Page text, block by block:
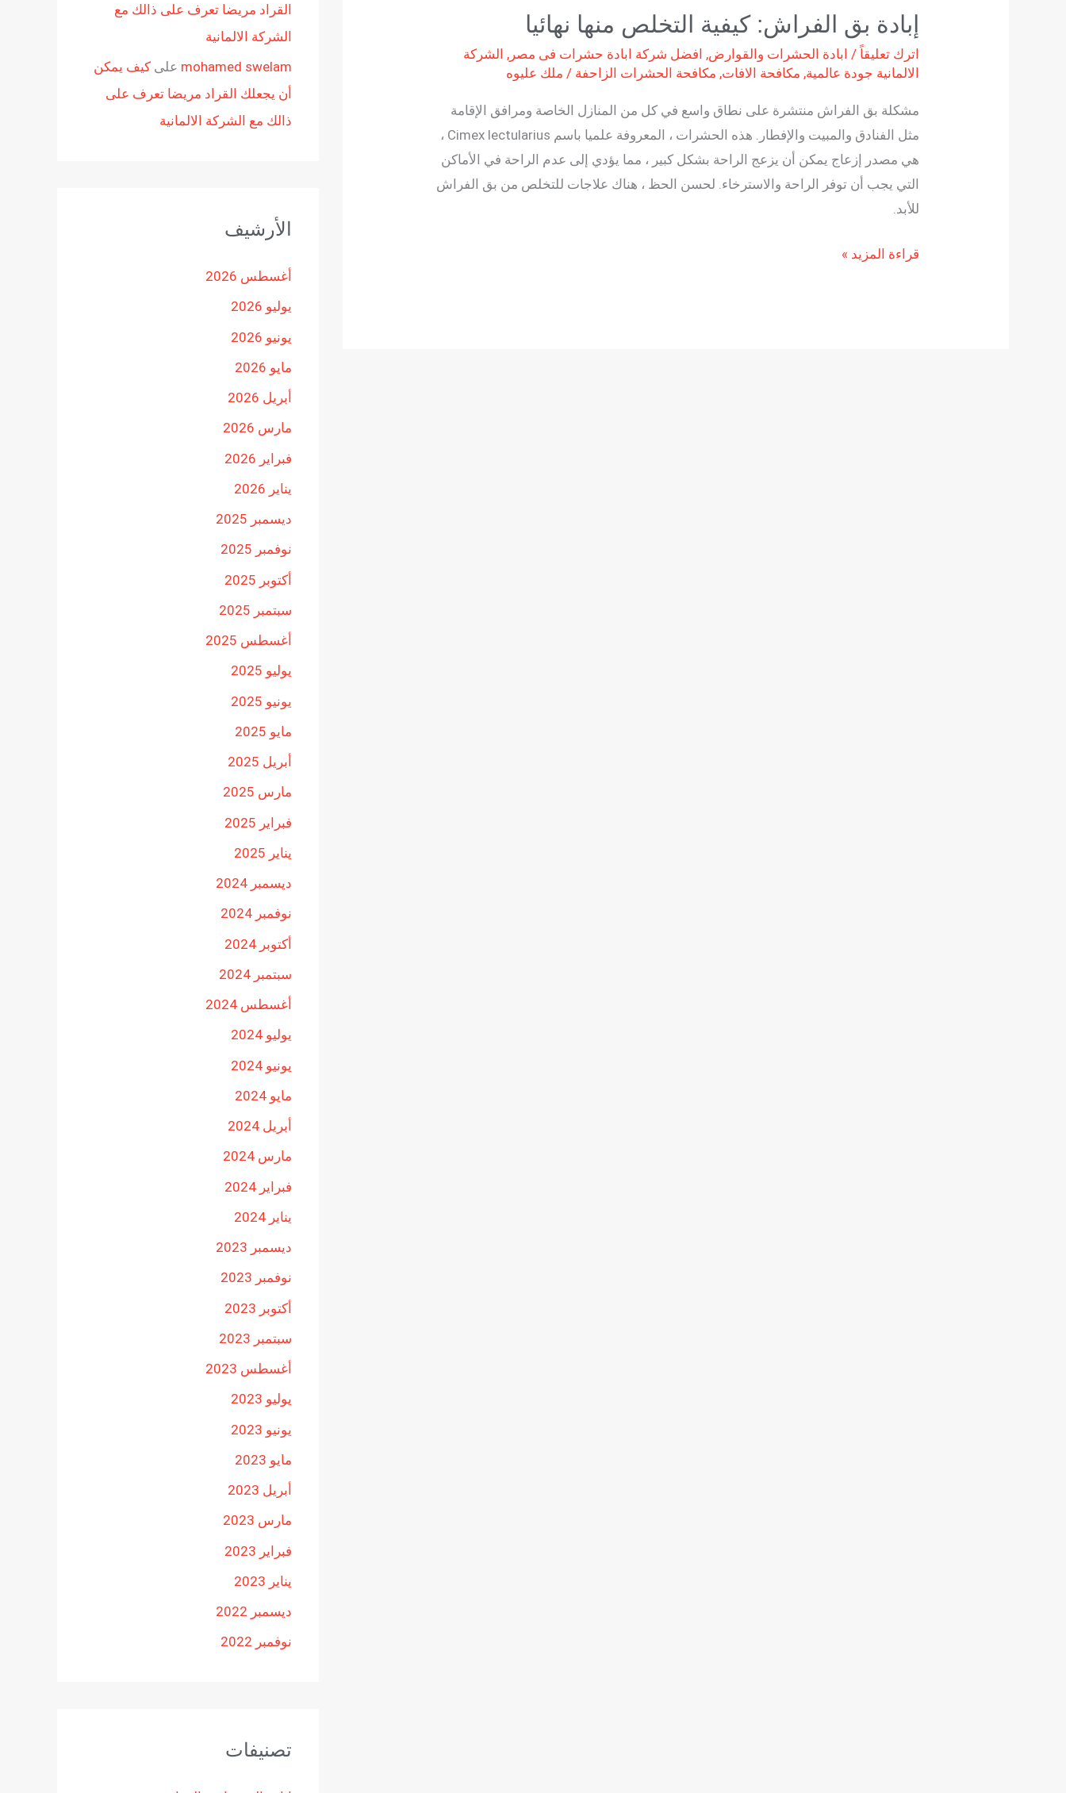
إبادة بق الفراش: كيفية التخلص منها نهائيا
اترك تعليقاً / ابادة الحشرات والقوارض, افضل شركة ابادة حشرات فى مصر, الشركة
الالمانية جودة عالمية, مكافحة الافات, مكافحة الحشرات الزاحفة / ملك عليوه
مشكلة بق الفراش منتشرة على نطاق واسع في كل من المنازل الخاصة ومرافق الإقامة
مثل الفنادق والمبيت والإفطار. هذه الحشرات ، المعروفة علميا باسم Cimex lectularius ،
هي مصدر إزعاج يمكن أن يزعج الراحة بشكل كبير ، مما يؤدي إلى عدم الراحة في الأماكن
التي يجب أن توفر الراحة والاسترخاء. لحسن الحظ ، هناك علاجات للتخلص من بق الفراش
للأبد.
نهائيا
قراءة المزيد »
القراد مريضا تعرف على ذالك مع
الشركة الالمانية
mohamed swelam على كيف يمكن
أن يجعلك القراد مريضا تعرف على
ذالك مع الشركة الالمانية
الأرشيف
أغسطس 2026
يوليو 2026
يونيو 2026
مايو 2026
أبريل 2026
مارس 2026
فبراير 2026
يناير 2026
ديسمبر 2025
نوفمبر 2025
أكتوبر 2025
سبتمبر 2025
أغسطس 2025
يوليو 2025
يونيو 2025
مايو 2025
أبريل 2025
مارس 2025
فبراير 2025
يناير 2025
ديسمبر 2024
نوفمبر 2024
أكتوبر 2024
سبتمبر 2024
أغسطس 2024
يوليو 2024
يونيو 2024
مايو 2024
أبريل 2024
مارس 2024
فبراير 2024
يناير 2024
ديسمبر 2023
نوفمبر 2023
أكتوبر 2023
سبتمبر 2023
أغسطس 2023
يوليو 2023
يونيو 2023
مايو 2023
أبريل 2023
مارس 2023
فبراير 2023
يناير 2023
ديسمبر 2022
نوفمبر 2022
تصنيفات